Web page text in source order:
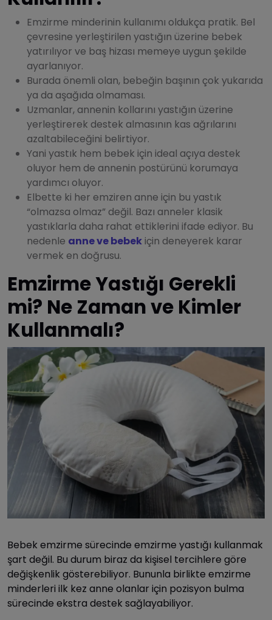
Emzirme minderinin kullanımı oldukça pratik. Bel
çevresine yerleştirilen yastığın üzerine bebek
yatırılıyor ve baş hizası memeye uygun şekilde
ayarlanıyor.
Burada önemli olan, bebeğin başının çok yukarıda
ya da aşağıda olmaması.
Uzmanlar, annenin kollarını yastığın üzerine
yerleştirerek destek almasının kas ağrılarını
azaltabileceğini belirtiyor.
Yani yastık hem bebek için ideal açıya destek
oluyor hem de annenin postürünü korumaya
yardımcı oluyor.
Elbette ki her emziren anne için bu yastık
“olmazsa olmaz” değil. Bazı anneler klasik
yastıklarla daha rahat ettiklerini ifade ediyor. Bu
nedenle anne ve bebek için deneyerek karar
vermek en doğrusu.
Emzirme Yastığı Gerekli
mi? Ne Zaman ve Kimler
Kullanmalı?
Bebek emzirme sürecinde emzirme yastığı kullanmak
şart değil. Bu durum biraz da kişisel tercihlere göre
değişkenlik gösterebiliyor. Bununla birlikte emzirme
minderleri ilk kez anne olanlar için pozisyon bulma
sürecinde ekstra destek sağlayabiliyor.